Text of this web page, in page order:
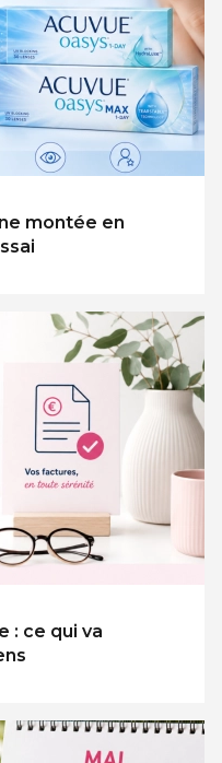
montée en
: ce qui va